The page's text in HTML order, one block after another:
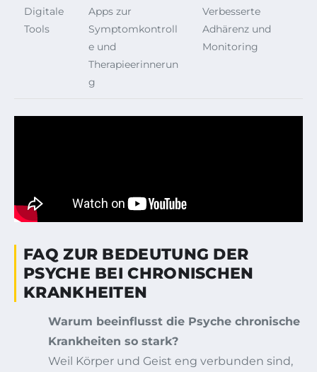
Digitale
Tools
Apps zur
Symptomkontroll
e und
Therapieerinnerun
g
Verbesserte
Adhärenz und
Monitoring
FAQ ZUR BEDEUTUNG DER
PSYCHE BEI CHRONISCHEN
KRANKHEITEN
Warum beeinflusst die Psyche chronische
Krankheiten so stark?
Weil Körper und Geist eng verbunden sind,